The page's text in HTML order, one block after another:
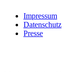
Impressum
Datenschutz
Presse